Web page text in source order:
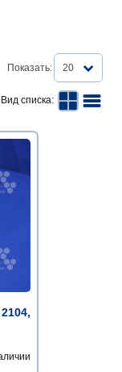
Показать: 20
Вид списка: